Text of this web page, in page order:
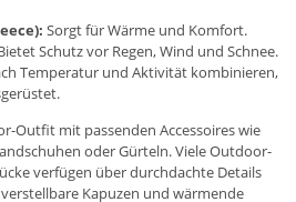
Sorgt für Wärme und Komfort.
Schutz vor Regen, Wind und Schnee.
Temperatur und Aktivität kombinieren,
Outfit mit passenden Accessoires wie
oder Gürteln. Viele Outdoor-
verfügen über durchdachte Details
Kapuzen und wärmende